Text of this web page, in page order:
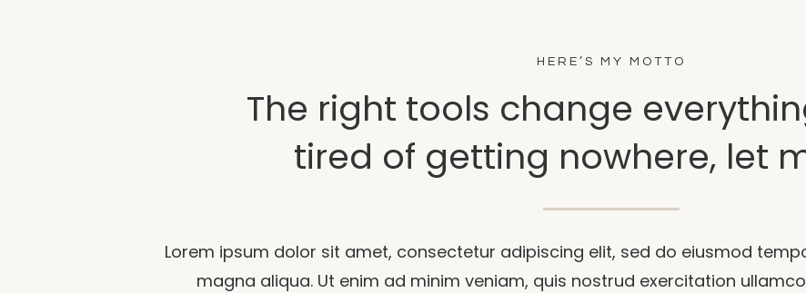
HERE’S MY MOTTO
The right tools change
tired of getting nowhere, let
Lorem ipsum dolor sit amet, consectetur adipiscing elit, sed do eiusmod
magna aliqua. Ut enim ad minim veniam, quis nostrud exercitation